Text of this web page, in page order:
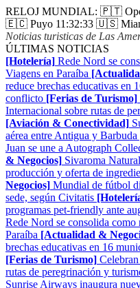
RELOJ MUNDIAL: 🇵🇹
🇪🇨 Puyo 11:32:33 🇺🇸
Noticias turisticas de Las
ÚLTIMAS NOTICIAS
[Hotelería] Rede Nord se
Viagens en Paraíba
reduce brechas educativas en
conflicto [Ferias de Turismo]
Internacional sobre rutas de
[Aviación & Conectividad]
aérea entre Antigua y
Juan se une a Autograph
& Negocios] Sivaroma
producción y oferta de
Negocios] Mundial de fútbol
sede, según Civitatis
programas pet-friendly ante
Rede Nord se consolida
Paraíba [Actualidad &
brechas educativas en 16
[Ferias de Turismo]
rutas de peregrinación y
Sunrise Airways inaugura